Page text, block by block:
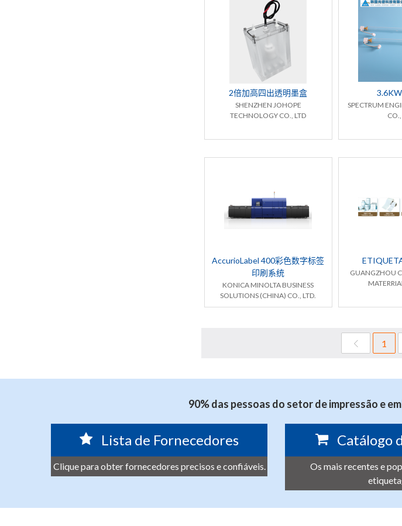
2倍加高四出透明墨盒
SHENZHEN JOHOPE
TECHNOLOGY CO., LTD
SPECTRUM
AccurioLabel 400彩色数字标签
印刷系统
KONICA MINOLTA BUSINESS
SOLUTIONS (CHINA) CO., LTD.
GUANGZHOU
1
90% das pessoas do setor de impressão e
Lista de Fornecedores
Clique para obter fornecedores precisos e confiáveis.
Catálogo
Os mais recentes e